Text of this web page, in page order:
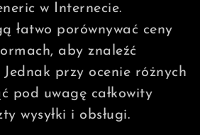
w Internecie.
łatwo porównywać ceny
aby znaleźć
przy ocenie różnych
pod uwagę całkowity
wysyłki i obsługi.